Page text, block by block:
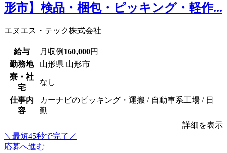
形市】検品・梱包・ピッキング・軽作...
エヌエス・テック株式会社
給与 月収例 160,000円
勤務地
山形県 山形市
寮・社
宅
なし
仕事内
容
カーナビのピッキング・運搬 / 自動車系工場 / 日
勤
詳細を表示
＼最短45秒で完了／
応募へ進む